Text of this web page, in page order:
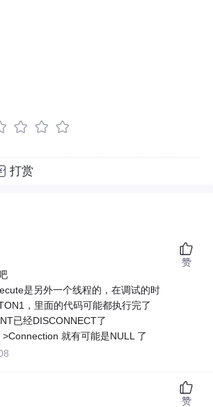
打赏
是另外一个线程的，在调试的时
，里面的代码可能都执行完了
已经DISCONNECT了
就有可能是NULL 了
赞
赞